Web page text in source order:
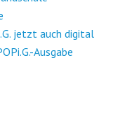
jetzt auch digital
Ausgabe